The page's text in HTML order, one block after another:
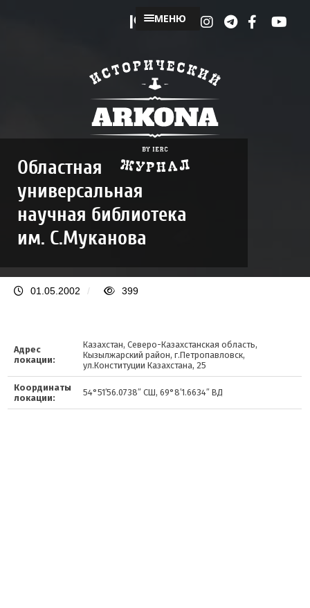
МЕНЮ
Областная
универсальная
научная библиотека
им. С.Муканова
01.05.2002 / 399
Адрес
локации:
Казахстан, Северо-Казахстанская область,
Кызылжарский район, г.Петропавловск,
ул.Конституции Казахстана, 25
Координаты
локации:
54°51′56.0738″ СШ, 69°8′1.6634″ ВД